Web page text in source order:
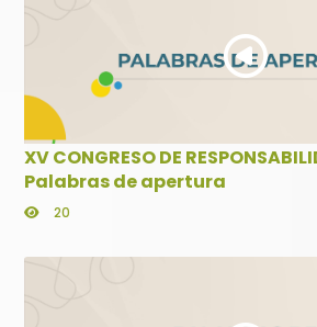
XV CONGRESO DE
Palabras de apertura
20